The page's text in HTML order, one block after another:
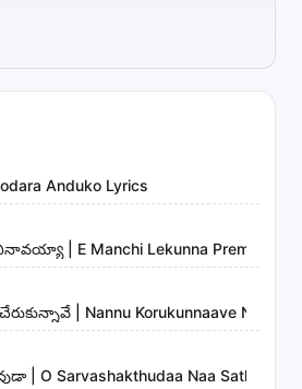
Anduko Lyrics
| E Manchi Lekunna
| Nannu Korukunnaave Nannu
| O Sarvashakthudaa Naa